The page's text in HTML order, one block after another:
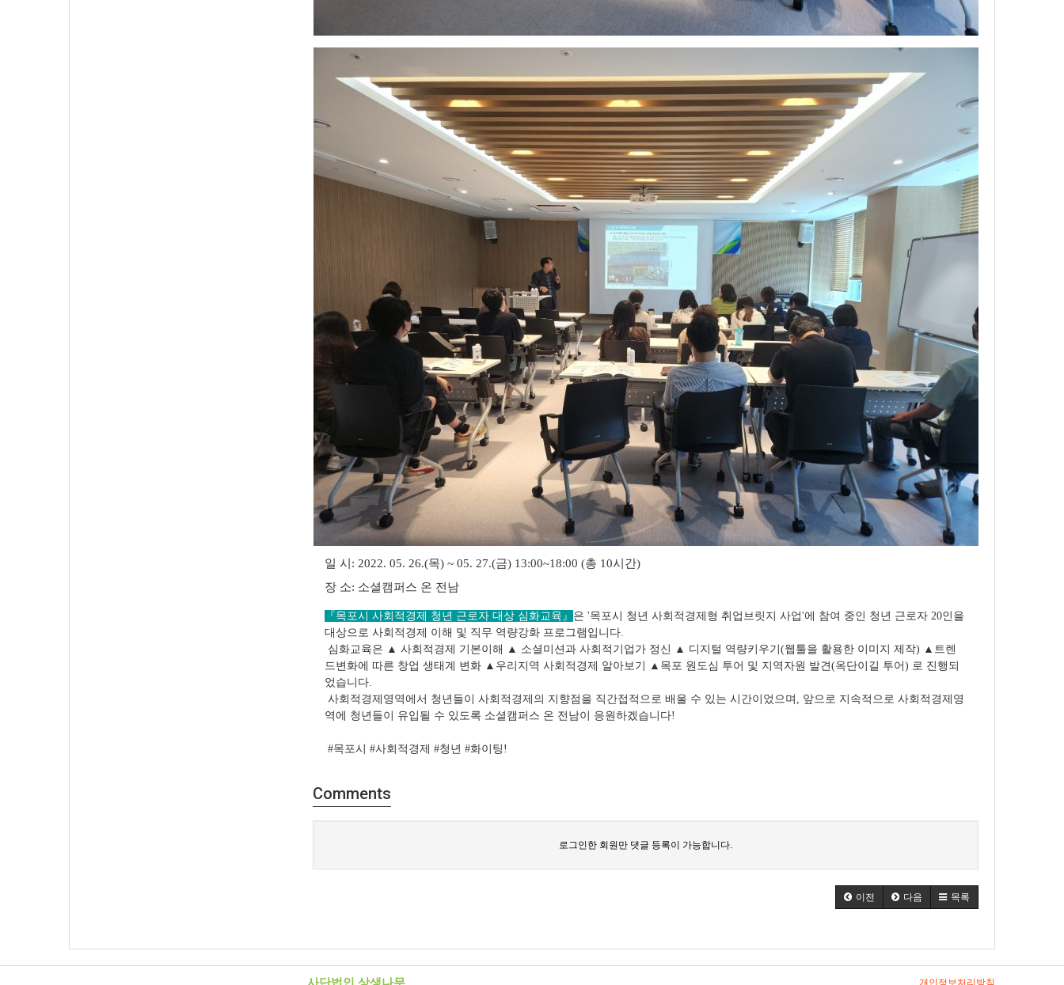
일 시 : 2022. 05. 26.(목) ~ 05. 27.(금) 13:00~18:00 (총 10시간)
장 소: 소셜캠퍼스 온 전남
『목포시 사회적경제 청년 근로자 대상 심화교육』 은 '목포시 청년 사회적경제형 취업브릿지 사업'에 참여 중인 청년 근로자 20인을
대상으로 사회적경제 이해 및 직무 역량강화 프로그램입니다.
심화교육은 ▲ 사회적경제 기본이해
▲ 소셜미션과 사회적기업가 정신 ▲ 디지털 역량키우기(웹툴을 활용한 이미지 제작) ▲트렌
드변화에 따른 창업 생태계 변화 ▲우리지역 사회적경제 알아보기
▲목포 원도심 투어 및 지역자원 발견(옥단이길 투어) 로 진행되
었습니다.
사회적경제영역에서 청년들이 사회적경제의 지향점을 직간접적으로 배울 수 있는 시간이었으며, 앞으로 지속적으로 사회적경제영
역에 청년들이 유입될 수 있도록 소셜캠퍼스 온 전남이 응원하겠습니다!
#목포시 #사회적경제 #청년 #화이팅!
Comments
로그인한 회원만 댓글 등록이 가능합니다.
이전 다음 목록
개인정보처리방침